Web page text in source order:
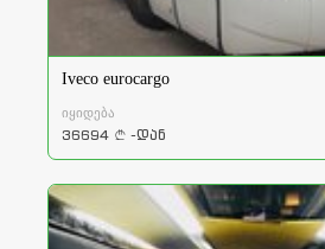
Iveco eurocargo
იყიდება
36694 a -დან